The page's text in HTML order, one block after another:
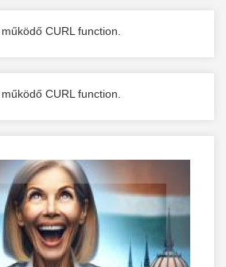
CURL function.
CURL function.